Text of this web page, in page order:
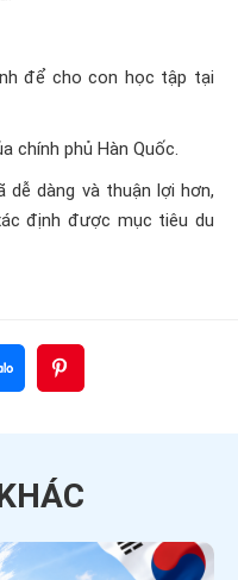
để cho con học tập tại
chính phủ Hàn Quốc.
dễ dàng và thuận lợi hơn,
định được mục tiêu du